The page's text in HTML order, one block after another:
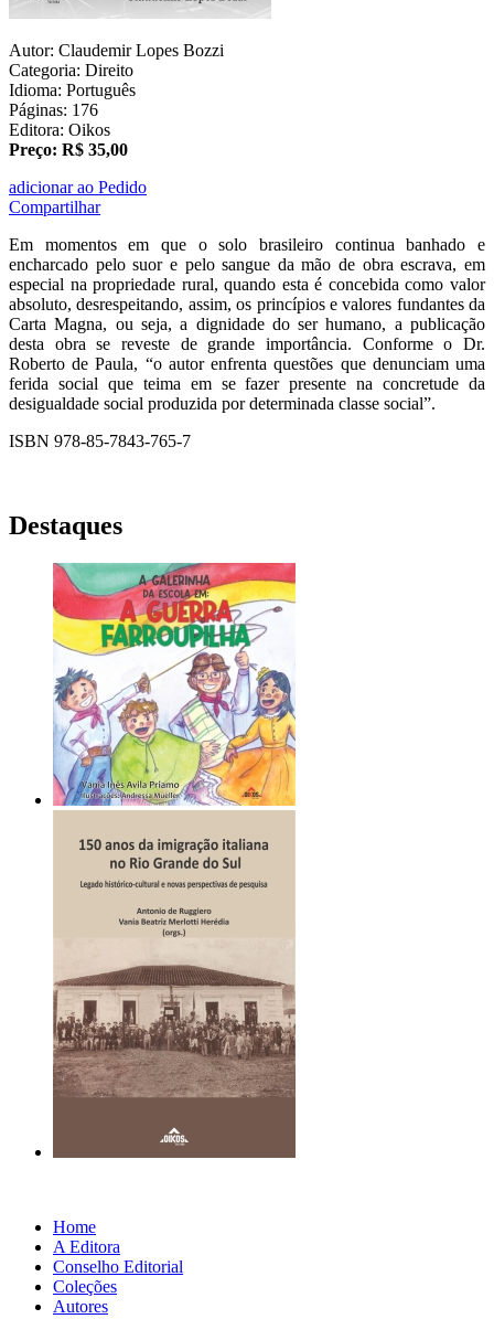
Autor: Claudemir Lopes Bozzi
Categoria: Direito
Idioma: Português
Páginas: 176
Editora: Oikos
Preço: R$ 35,00
adicionar ao Pedido
Compartilhar
Em momentos em que o solo brasileiro continua banhado e
encharcado pelo suor e pelo sangue da mão de obra escrava, em
especial na propriedade rural, quando esta é concebida como valor
absoluto, desrespeitando, assim, os princípios e valores fundantes da
Carta Magna, ou seja, a dignidade do ser humano, a publicação
desta obra se reveste de grande importância. Conforme o Dr.
Roberto de Paula, “o autor enfrenta questões que denunciam uma
ferida social que teima em se fazer presente na concretude da
desigualdade social produzida por determinada classe social”.
ISBN 978-85-7843-765-7
Destaques
Home
A Editora
Conselho Editorial
Coleções
Autores